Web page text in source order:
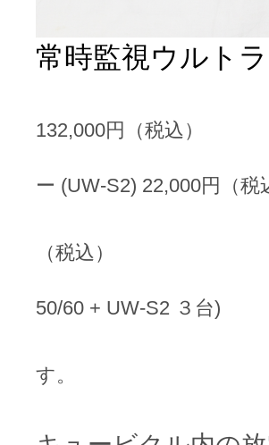
常時監視ウルト
132,000円（税込）
ー (UW-S2) 22,000円（税
（税込）
50/60 + UW-S2 ３台)
す。